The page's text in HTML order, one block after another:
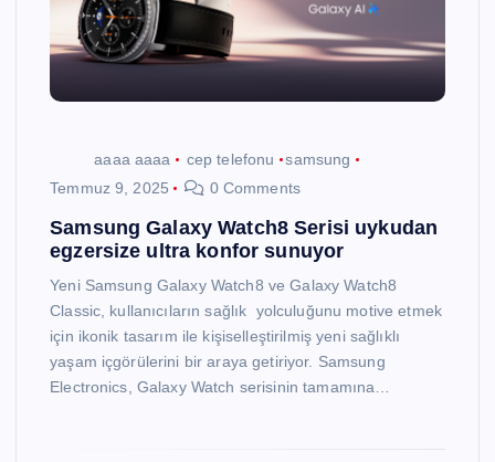
aaaa aaaa cep telefonu
samsung
Temmuz 9, 2025
0 Comments
Samsung Galaxy Watch8 Serisi uykudan
egzersize ultra konfor sunuyor
Yeni Samsung Galaxy Watch8 ve Galaxy Watch8
Classic, kullanıcıların sağlık yolculuğunu motive etmek
için ikonik tasarım ile kişiselleştirilmiş yeni sağlıklı
yaşam içgörülerini bir araya getiriyor. Samsung
Electronics, Galaxy Watch serisinin tamamına…